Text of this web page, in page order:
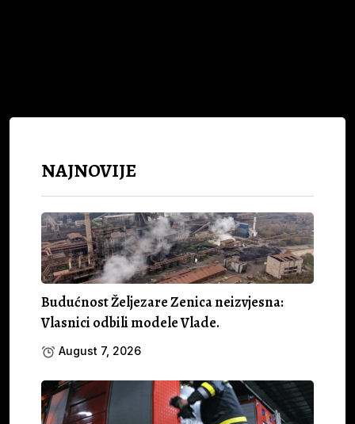
NAJNOVIJE
Budućnost Željezare Zenica neizvjesna:
Vlasnici odbili modele Vlade.
August 7, 2026